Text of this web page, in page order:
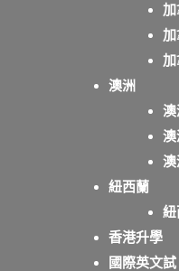
加
加
加
澳洲
澳
澳
澳
紐西蘭
紐
香港升學
國際英文